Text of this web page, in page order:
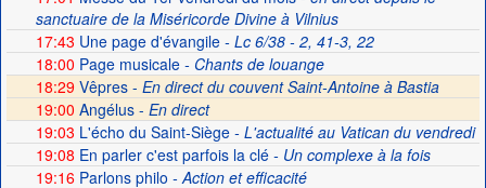
sanctuaire de la Miséricorde Divine à Vilnius
17:43 Une page d'évangile- Lc 6/38 - 2, 41-3, 22
18:00 Page musicale- Chants de louange
18:29 Vêpres - En direct du couvent Saint-Antoine à Bastia
19:00 Angélus - En direct
19:03 L'écho du Saint-Siège- L'actualité au Vatican du vendredi
19:08 En parler c'est parfois la clé- Un complexe à la fois
19:16Parlons philo - Action et efficacité